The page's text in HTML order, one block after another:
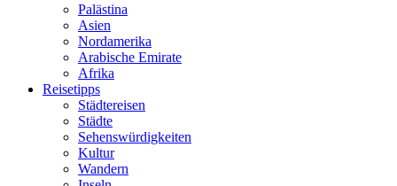
Palästina
Asien
Nordamerika
Arabische Emirate
Afrika
Reisetipps
Städtereisen
Städte
Sehenswürdigkeiten
Kultur
Wandern